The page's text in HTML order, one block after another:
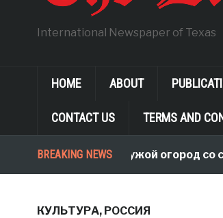
International Newspaper of Texas
HOME ABOUT
CONTACT US TERMS AND
BREAKING NEWSВ чужой огород со
КУЛЬТУРА, РОССИЯ